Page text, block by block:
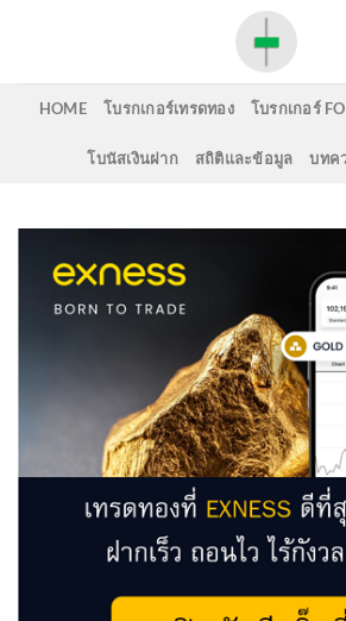
HOME โบรกเกอร์เทรดทอง โบรกเกอร์
โบนัสเงินฝาก สถิติและข้อมูล บทค